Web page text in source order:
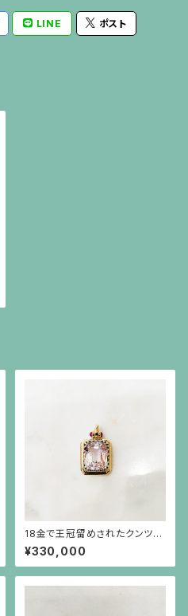
LINE ポスト
18金で王冠留めされたクンツァ
イト（18ct）とルビーのペンダン
ト（チェーン別）
¥330,000